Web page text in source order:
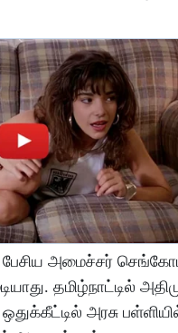
பேசிய அமைச்சர்
தமிழ்நாட்டில்
அரசு